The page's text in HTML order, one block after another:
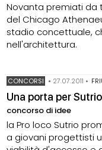
Novanta premiati da
del Chicago
stadio concettuale,
nell'architettura.
CONCORSI • 27.07.2011 •
Una porta per Sutrio
concorso di idee
la Pro loco Sutrio
a giovani progettisti